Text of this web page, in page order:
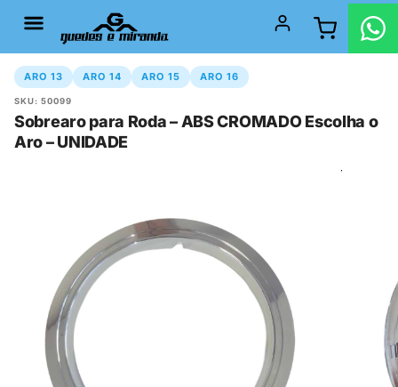
ARO 13 ARO 14 ARO 15 ARO 16
SKU: 50099
Sobrearo para Roda – ABS CROMADO Escolha o
Aro – UNIDADE